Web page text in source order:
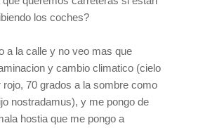
los coches?
a la calle y no veo mas que
y cambio climatico (cielo
rojo, 70 grados a la sombre como
nostradamus), y me pongo de
hostia que me pongo a